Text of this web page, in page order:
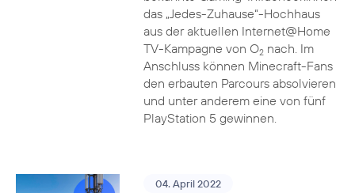
das „Jedes-Zuhause“-Hochhaus
aus der aktuellen Internet@Home
TV-Kampagne von O2nach. Im
Anschluss können Minecraft-Fans
den erbauten Parcours absolvieren
und unter anderem eine von fünf
PlayStation 5 gewinnen.
04. April 2022